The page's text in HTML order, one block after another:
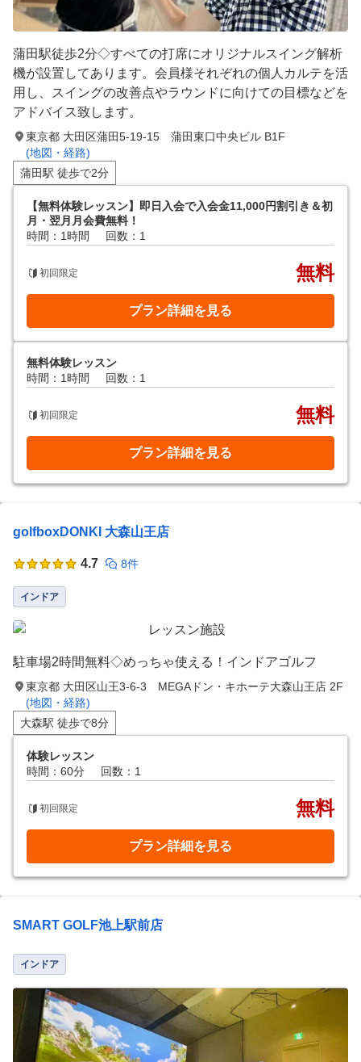
蒲田駅徒歩2分◇すべての打席にオリジナルスイング解析
機が設置してあります。会員様それぞれの個人カルテを活
用し、スイングの改善点やラウンドに向けての目標などを
アドバイス致します。
東京都 大田区蒲田5-19-15 蒲田東口中央ビル B1F
(地図・経路)
蒲田駅 徒歩で2分
【無料体験レッスン】即日入会で入会金11,000円割引き＆初
月・翌月月会費無料！
時間：1時間
回数：1
初回限定 無料
プラン詳細を見る
無料体験レッスン
時間：1時間
回数：1
初回限定 無料
プラン詳細を見る
golfboxDONKI 大森山王店
4.7 8件
インドア
駐車場2時間無料◇めっちゃ使える！インドアゴルフ
東京都 大田区山王3-6-3 MEGAドン・キホーテ大森山王店 2F
(地図・経路)
大森駅 徒歩で8分
体験レッスン
時間：60分
回数：1
初回限定 無料
プラン詳細を見る
SMART GOLF池上駅前店
インドア